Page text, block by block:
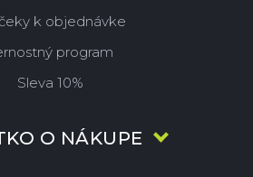
k objednávke
program
Sleva 10%
O NÁKUPE